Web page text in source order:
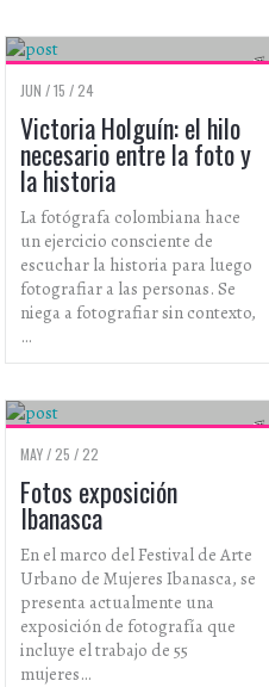
JUN / 15 / 24
Victoria Holguín: el hilo
necesario entre la foto y
la historia
La fotógrafa colombiana hace
un ejercicio consciente de
escuchar la historia para luego
fotografiar a las personas. Se
niega a fotografiar sin contexto,
…
MAY / 25 / 22
Fotos exposición
Ibanasca
En el marco del Festival de Arte
Urbano de Mujeres Ibanasca, se
presenta actualmente una
exposición de fotografía que
incluye el trabajo de 55
mujeres…